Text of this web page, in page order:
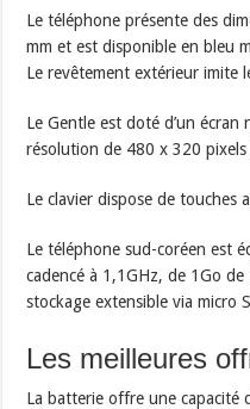
Le téléphone présente des
mm et est disponible en bleu
Le revêtement extérieur imite
Le Gentle est doté d’un écran
résolution de 480 x 320
Le clavier dispose de touches
Le téléphone sud-coréen est
cadencé à 1,1GHz, de 1Go
stockage extensible via micro
Les meilleures
La batterie offre une capacité